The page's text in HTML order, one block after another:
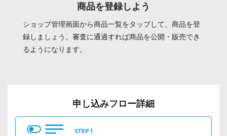
商品を登録しよう
ショップ管理画面から商品一覧をタップして、商品を登
録しましょう。審査に通過すれば商品を公開・販売でき
るようになります。
申し込みフロー詳細
STEP 1